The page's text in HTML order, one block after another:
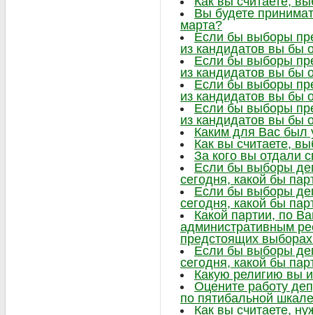
Вы будете
марта?
Если бы выборы
из кандидатов вы бы
Если бы выборы
из кандидатов вы бы
Если бы выборы
из кандидатов вы бы
Если бы выборы
из кандидатов вы бы
Каким для Вас был
Как вы считаете,
За кого вы отдали
Если бы выборы
сегодня, какой бы
Если бы выборы
сегодня, какой бы
Какой партии, по
административным
предстоящих
Если бы выборы
сегодня, какой бы
Какую религию вы
Оцените работу
по пятибальной шкале
Как вы считаете,